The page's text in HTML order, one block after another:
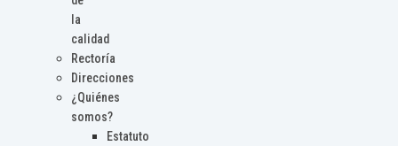
la
calidad
Rectoría
Direcciones
¿Quiénes
somos?
Estatuto